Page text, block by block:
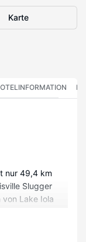
Karte
nur 49,4 km
Slugger
Lake Iola